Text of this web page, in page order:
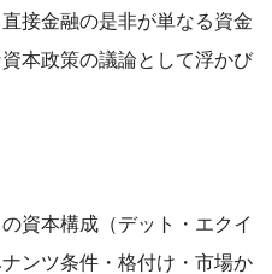
接金融の是非が単なる資金
本政策の議論として浮かび
資本構成（デット・エクイ
ンツ条件・格付け・市場か